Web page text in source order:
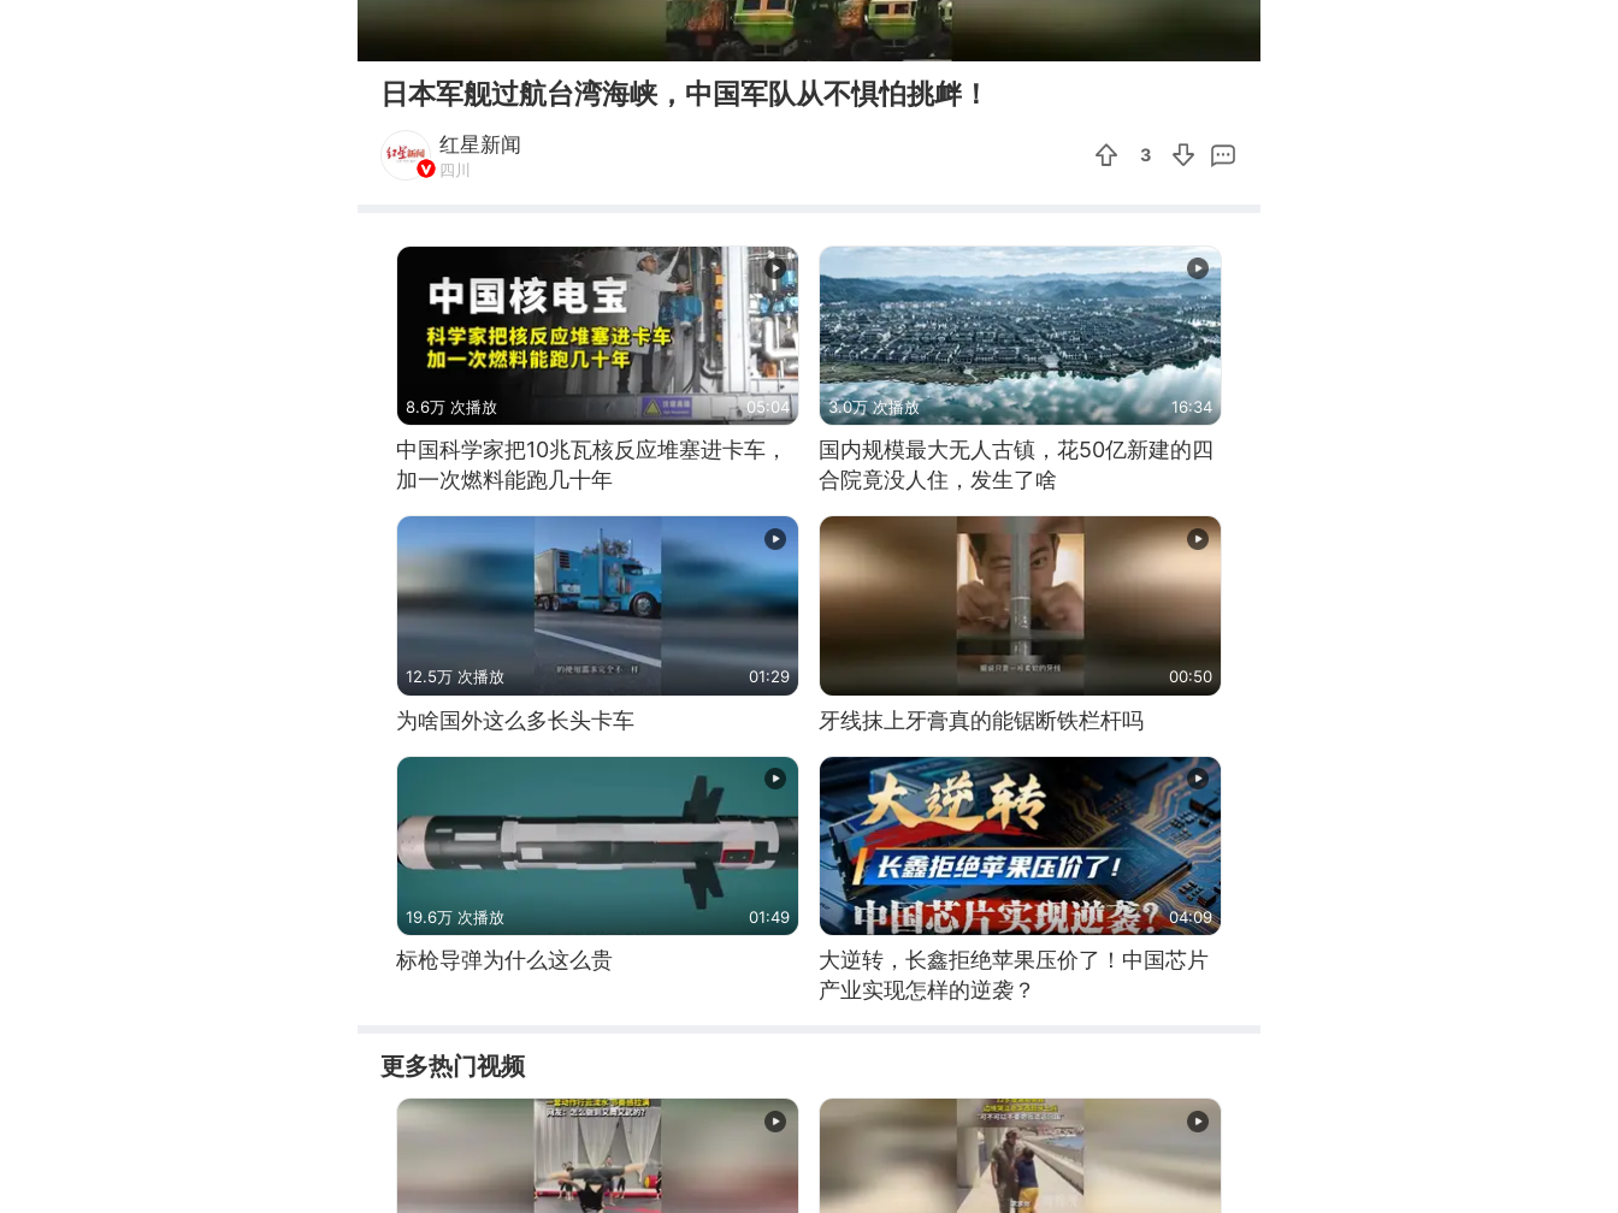
日本军舰过航台湾海峡，中国军队从不惧怕挑衅！
红星新闻
四川
3
8.6万 次播放 05:04
中国科学家把10兆瓦核反应堆塞进卡车，
加一次燃料能跑几十年
3.0万 次播放 16:34
国内规模最大无人古镇，花50亿新建的四
合院竟没人住，发生了啥
12.5万 次播放 01:29
为啥国外这么多长头卡车
00:50
牙线抹上牙膏真的能锯断铁栏杆吗
19.6万 次播放 01:49
标枪导弹为什么这么贵
04:09
大逆转，长鑫拒绝苹果压价了！中国芯片
产业实现怎样的逆袭？
更多热门视频